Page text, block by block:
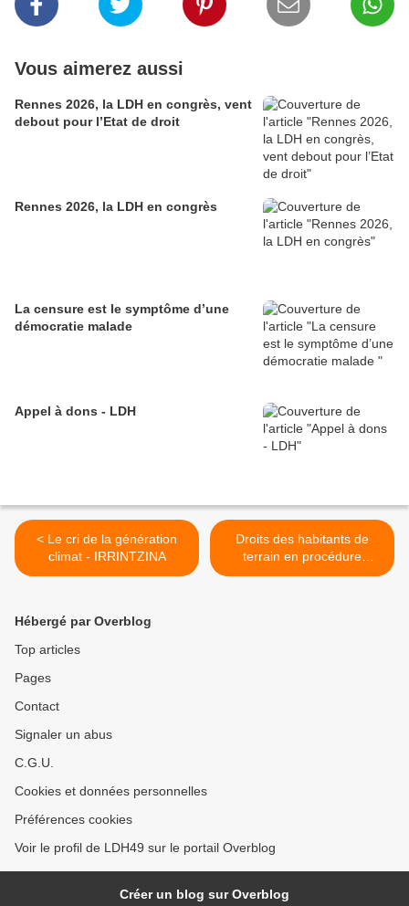
Vous aimerez aussi
Rennes 2026, la LDH en congrès, vent
debout pour l’Etat de droit
Rennes 2026, la LDH en congrès
La censure est le symptôme d’une
démocratie malade
Appel à dons - LDH
< Le cri de la génération
climat - IRRINTZINA
Droits des habitants de
terrain en procédure
d’expulsion >
Hébergé par Overblog
Top articles
Pages
Contact
Signaler un abus
C.G.U.
Cookies et données personnelles
Préférences cookies
Voir le profil de LDH49 sur le portail Overblog
Créer un blog sur Overblog